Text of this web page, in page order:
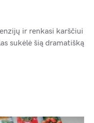
ir renkasi karščiui
sukėlė šią dramatišką